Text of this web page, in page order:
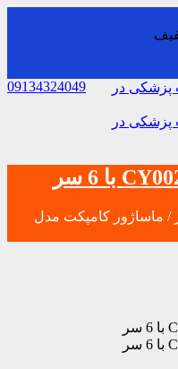
09134324049
/ ماساژور کامپکت مدل